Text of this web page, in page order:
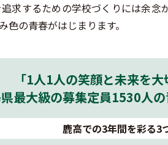
求するための学校づくりには余念
色の青春がはじまります。
「1人1人の笑顔と未来を大
最大級の募集定員1530人の
鹿高での3年間を彩る3